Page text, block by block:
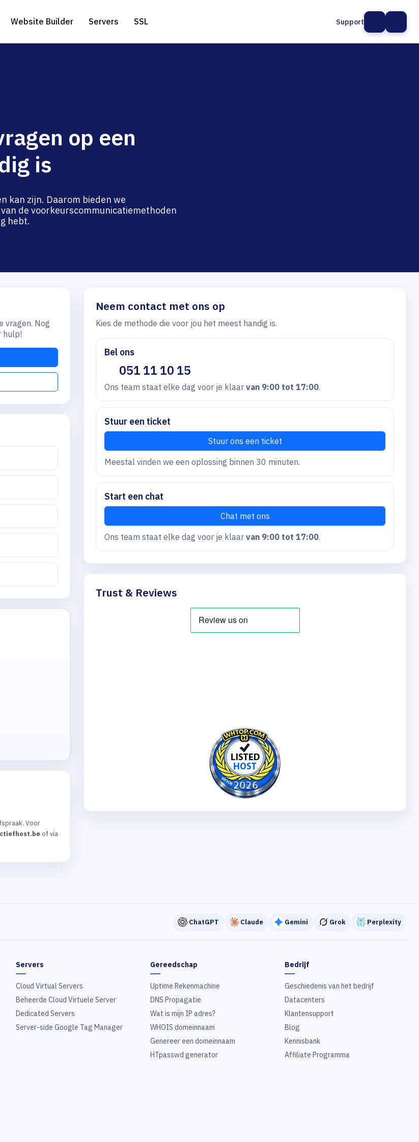
een domeinnaam .net extensie
Website Builder Servers
Tag Manager
SSL Support
op een
is
kan zijn. Daarom bieden we
de voorkeurscommunicatiemethoden
hebt.
vragen. Nog
hulp!
Voor
of via
Neem contact met ons op
Kies de methode die voor jou het meest handig is.
Bel ons
051 11 10 15
Ons team staat elke dag voor je klaar van 9:00 tot 17:00.
Stuur een ticket
Stuur ons een ticket
Meestal vinden we een oplossing binnen 30 minuten.
Start een chat
Chat met ons
Ons team staat elke dag voor je klaar van 9:00 tot 17:00.
Trust & Reviews
ChatGPT Claude Gemini Grok Perplexity
Servers
Cloud Virtual Servers
Beheerde Cloud Virtuele Server
Dedicated Servers
Server-side Google Tag Manager
Gereedschap
Uptime Rekenmachine
DNS Propagatie
Wat is mijn IP adres?
WHOIS domeinnaam
Genereer een domeinnaam
HTpasswd generator
Bedrijf
Geschiedenis van het bedrijf
Datacenters
Klantensupport
Blog
Kennisbank
Affiliate Programma